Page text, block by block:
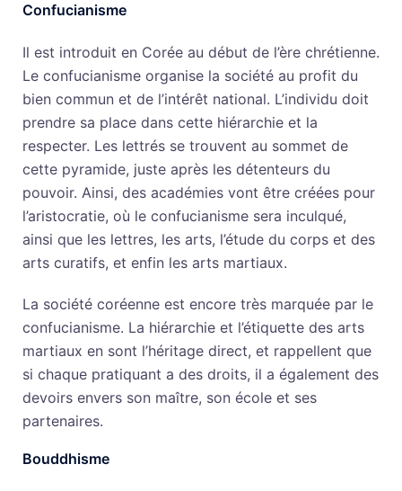
Confucianisme
Il est introduit en Corée au début de l’ère chrétienne.
Le confucianisme organise la société au profit du
bien commun et de l’intérêt national. L’individu doit
prendre sa place dans cette hiérarchie et la
respecter. Les lettrés se trouvent au sommet de
cette pyramide, juste après les détenteurs du
pouvoir. Ainsi, des académies vont être créées pour
l’aristocratie, où le confucianisme sera inculqué,
ainsi que les lettres, les arts, l’étude du corps et des
arts curatifs, et enfin les arts martiaux.
La société coréenne est encore très marquée par le
confucianisme. La hiérarchie et l’étiquette des arts
martiaux en sont l’héritage direct, et rappellent que
si chaque pratiquant a des droits, il a également des
devoirs envers son maître, son école et ses
partenaires.
Bouddhisme